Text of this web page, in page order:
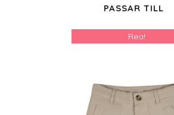
PASSAR TILL
Rea!